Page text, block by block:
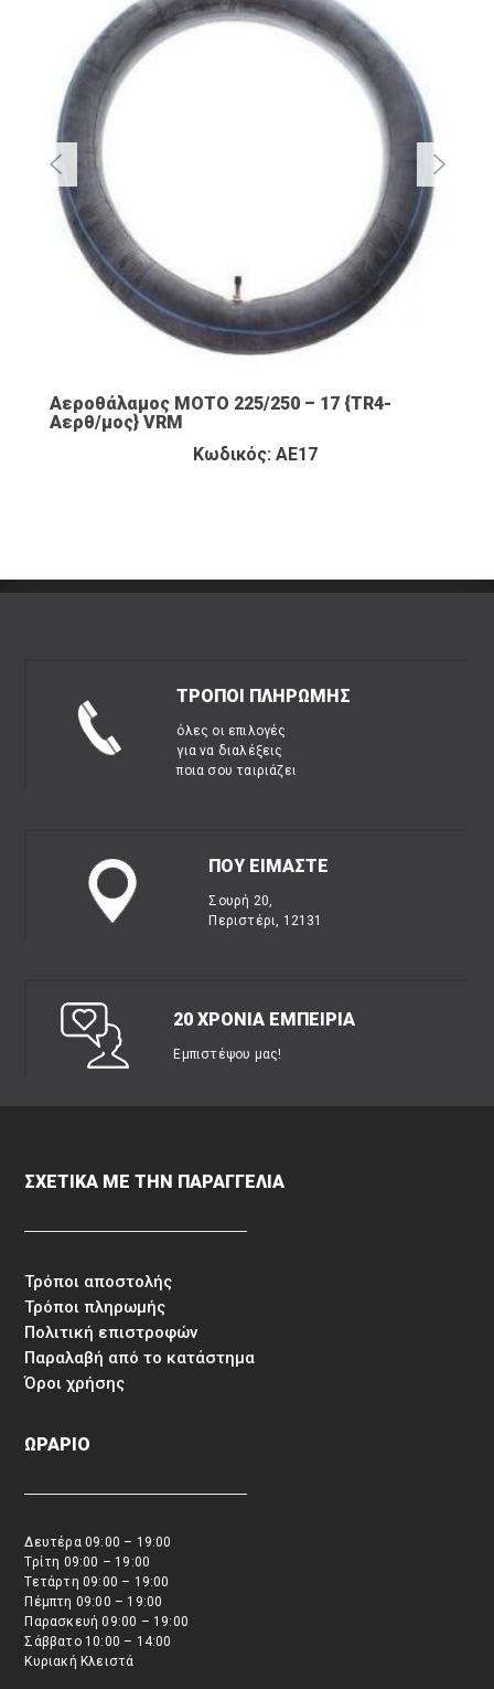
Αεροθάλαμος ΜΟΤΟ 225/250 – 17 {TR4-
Αερθ/μος} VRM
Κωδικός: ΑΕ17
ΤΡΟΠΟΙ ΠΛΗΡΩΜΗΣ
όλες οι επιλογές
για να διαλέξεις
ποια σου ταιριάζει
ΠΟΥ ΕΙΜΑΣΤΕ
Σουρή 20,
Περιστέρι, 12131
20 ΧΡΟΝΙΑ ΕΜΠΕΙΡΙΑ
Εμπιστέψου μας!
ΣΧΕΤΙΚΑ ΜΕ ΤΗΝ ΠΑΡΑΓΓΕΛΙΑ
Τρόποι αποστολής
Τρόποι πληρωμής
Πολιτική επιστροφών
Παραλαβή από το κατάστημα
Όροι χρήσης
ΩΡΑΡΙΟ
Δευτέρα 09:00 – 19:00
Τρίτη 09:00 – 19:00
Τετάρτη 09:00 – 19:00
Πέμπτη 09:00 – 19:00
Παρασκευή 09:00 – 19:00
Σάββατο 10:00 – 14:00
Κυριακή Κλειστά